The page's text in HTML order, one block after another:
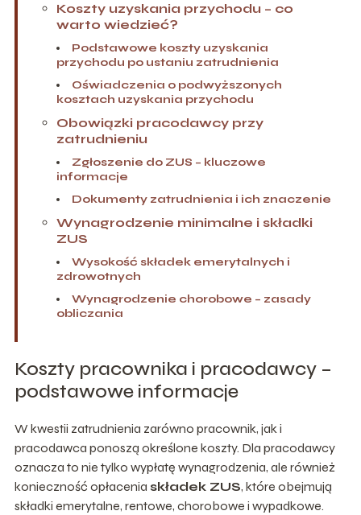
Koszty uzyskania przychodu – co
warto wiedzieć?
Podstawowe koszty uzyskania
przychodu po ustaniu zatrudnienia
Oświadczenia o podwyższonych
kosztach uzyskania przychodu
Obowiązki pracodawcy przy
zatrudnieniu
Zgłoszenie do ZUS – kluczowe
informacje
Dokumenty zatrudnienia i ich znaczenie
Wynagrodzenie minimalne i składki
ZUS
Wysokość składek emerytalnych i
zdrowotnych
Wynagrodzenie chorobowe – zasady
obliczania
Koszty pracownika i pracodawcy –
podstawowe informacje
W kwestii zatrudnienia zarówno pracownik, jak i
pracodawca ponoszą określone koszty. Dla pracodawcy
oznacza to nie tylko wypłatę wynagrodzenia, ale również
konieczność opłacenia składek ZUS, które obejmują
składki emerytalne, rentowe, chorobowe i wypadkowe.